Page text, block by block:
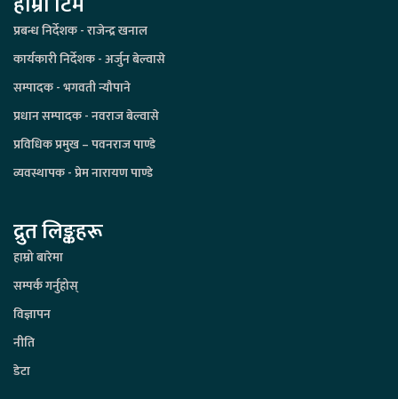
प्रबन्ध निर्देशक - राजेन्द्र खनाल
कार्यकारी निर्देशक - अर्जुन बेल्वासे
सम्पादक - भगवती न्यौपाने
प्रधान सम्पादक - नवराज बेल्वासे
प्रविधिक प्रमुख – पवनराज पाण्डे
व्यवस्थापक - प्रेम नारायण पाण्डे
द्रुत लिङ्कहरू
हाम्रो बारेमा
सम्पर्क गर्नुहोस्
विज्ञापन
नीति
डेटा